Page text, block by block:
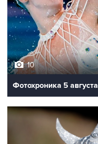
10
Фотохроника 5 августа